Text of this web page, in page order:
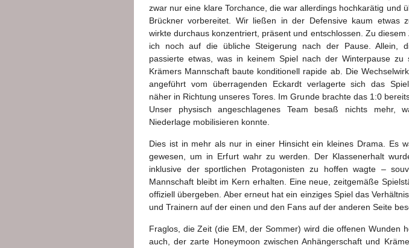
zwar nur eine klare Torchance, die war allerdings hochkarätig und
Brückner vorbereitet. Wir ließen in der Defensive kaum etwas
wirkte durchaus konzentriert, präsent und entschlossen. Zu
ich noch auf die übliche Steigerung nach der Pause. Allein,
passierte etwas, was in keinem Spiel nach der Winterpause zu
Krämers Mannschaft baute konditionell rapide ab. Die
angeführt vom überragenden Eckardt verlagerte sich das
näher in Richtung unseres Tores. Im Grunde brachte das 1:0
Unser physisch angeschlagenes Team besaß nichts mehr,
Niederlage mobilisieren konnte.
Dies ist in mehr als nur in einer Hinsicht ein kleines Drama. Es
gewesen, um in Erfurt wahr zu werden. Der Klassenerhalt
inklusive der sportlichen Protagonisten zu hoffen wagte –
Mannschaft bleibt im Kern erhalten. Eine neue, zeitgemäße
offiziell übergeben. Aber erneut hat ein einziges Spiel das
und Trainern auf der einen und den Fans auf der anderen Seite
Fraglos, die Zeit (die EM, der Sommer) wird die offenen Wunden
auch, der zarte Honeymoon zwischen Anhängerschaft und